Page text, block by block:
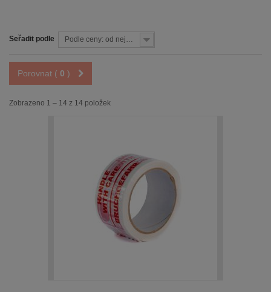
Seřadit podle Podle ceny: od nejnižší
Porovnat ( 0 )
Zobrazeno 1 – 14 z 14 položek